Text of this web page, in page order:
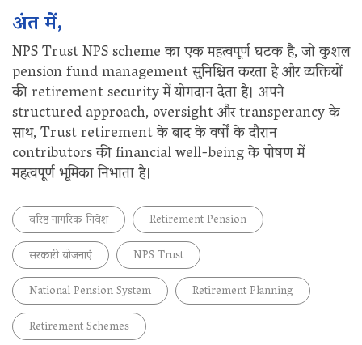
अंत में,
NPS Trust NPS scheme का एक महत्वपूर्ण घटक है, जो कुशल
pension fund management सुनिश्चित करता है और व्यक्तियों
की retirement security में योगदान देता है। अपने
structured approach, oversight और transperancy के
साथ, Trust retirement के बाद के वर्षों के दौरान
contributors की financial well-being के पोषण में
महत्वपूर्ण भूमिका निभाता है।
वरिष्ठ नागरिक निवेश
Retirement Pension
सरकारी योजनाएं
NPS Trust
National Pension System
Retirement Planning
Retirement Schemes